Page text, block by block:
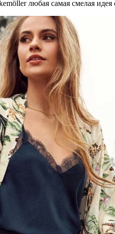
любая самая смелая идея